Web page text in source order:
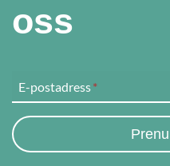
oss
E-postadress*